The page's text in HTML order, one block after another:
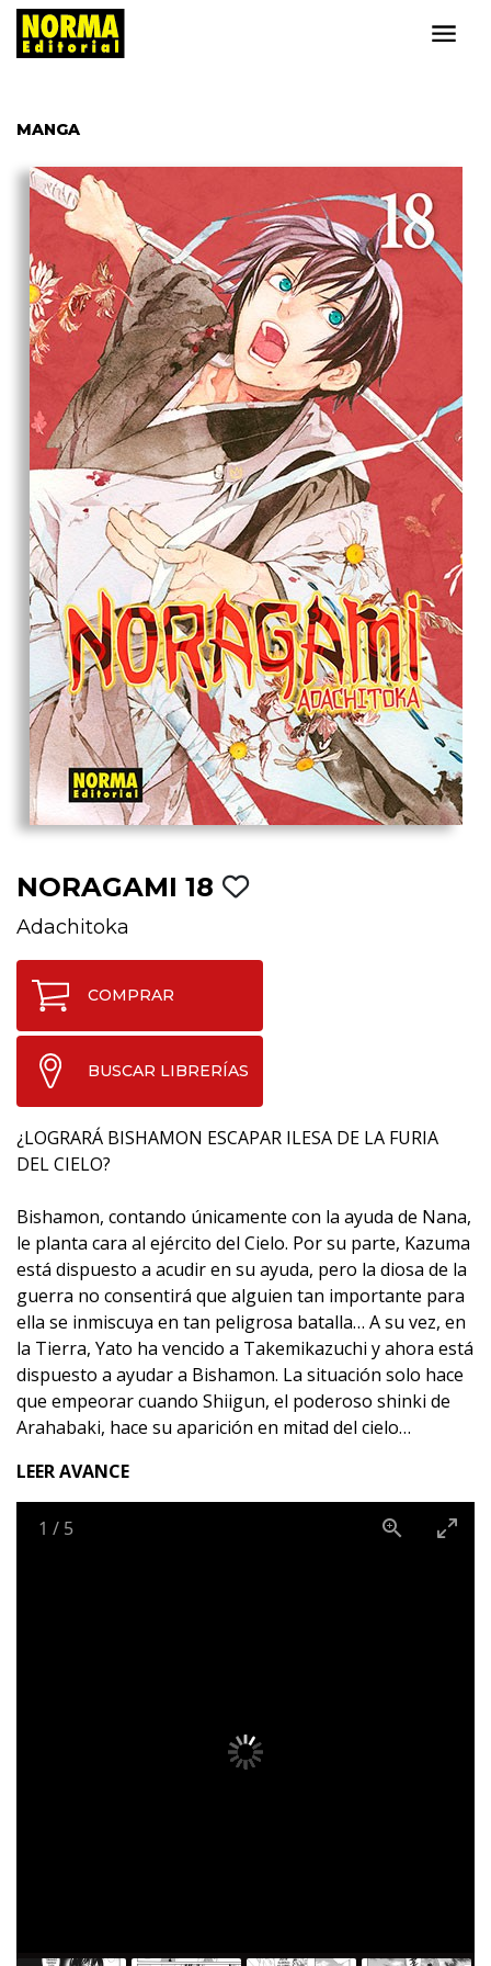
MANGA
NORAGAMI 18
Adachitoka
COMPRAR
BUSCAR LIBRERÍAS
¿LOGRARÁ BISHAMON ESCAPAR ILESA DE LA FURIA
DEL CIELO?
Bishamon, contando únicamente con la ayuda de Nana,
le planta cara al ejército del Cielo. Por su parte, Kazuma
está dispuesto a acudir en su ayuda, pero la diosa de la
guerra no consentirá que alguien tan importante para
ella se inmiscuya en tan peligrosa batalla… A su vez, en
la Tierra, Yato ha vencido a Takemikazuchi y ahora está
dispuesto a ayudar a Bishamon. La situación solo hace
que empeorar cuando Shiigun, el poderoso shinki de
Arahabaki, hace su aparición en mitad del cielo…
LEER AVANCE
1 / 5